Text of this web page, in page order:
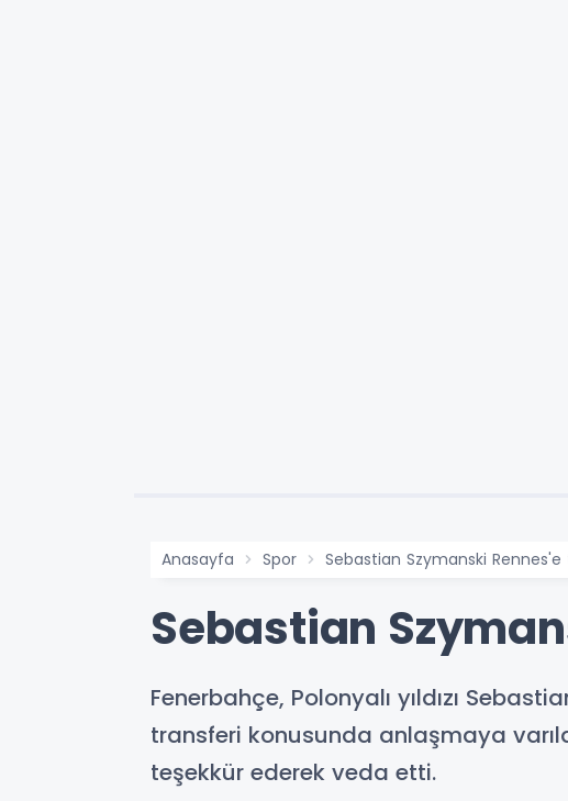
Anasayfa Spor Sebastian Szymanski
Sebastian
Fenerbahçe, Polonyalı yıldızı
transferi konusunda anlaşmaya
teşekkür ederek veda etti.